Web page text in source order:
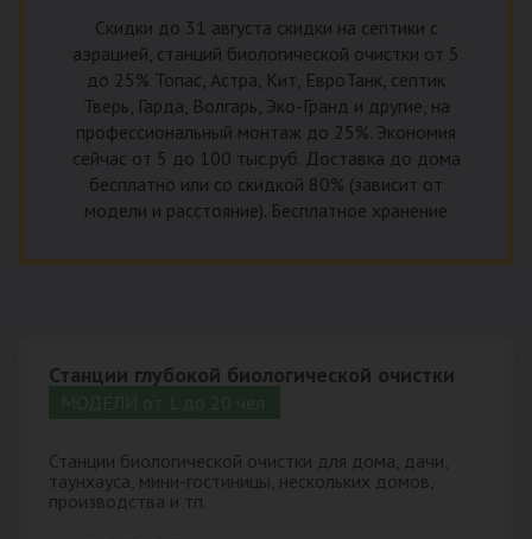
Скидки до 31 августа скидки на септики с
аэрацией, станций биологической очистки от 5
до 25% Топас, Астра, Кит, ЕвроТанк, септик
Тверь, Гарда, Волгарь, Эко-Гранд и другие, на
профессиональный монтаж до 25%. Экономия
сейчас от 5 до 100 тыс.руб. Доставка до дома
бесплатно или со скидкой 80% (зависит от
модели и расстояние). Бесплатное хранение
Станции глубокой биологической очистки
Станции биологической очистки для дома, дачи,
таунхауса, мини-гостиницы, нескольких домов,
производства и тп.